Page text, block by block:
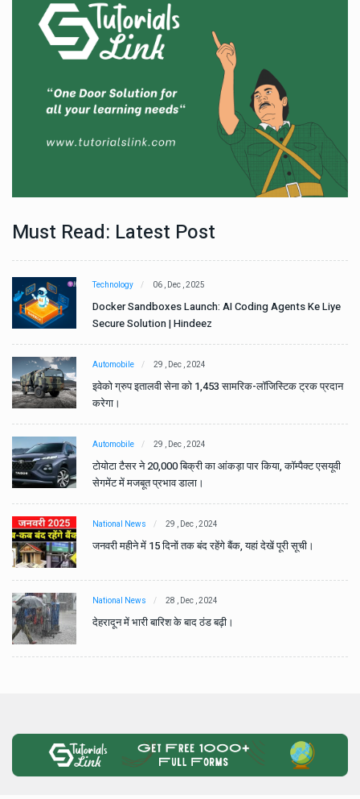
Must Read: Latest Post
Technology 06 , Dec , 2025
Docker Sandboxes Launch: AI Coding Agents Ke Liye
Secure Solution | Hindeez
Automobile 29 , Dec , 2024
इवेको ग्रुप इतालवी सेना को 1,453 सामरिक-लॉजिस्टिक ट्रक प्रदान
करेगा।
Automobile 29 , Dec , 2024
टोयोटा टैसर ने 20,000 बिक्री का आंकड़ा पार किया, कॉम्पैक्ट एसयूवी
सेगमेंट में मजबूत प्रभाव डाला।
National News 29 , Dec , 2024
जनवरी महीने में 15 दिनों तक बंद रहेंगे बैंक, यहां देखें पूरी सूची।
National News 28 , Dec , 2024
देहरादून में भारी बारिश के बाद ठंड बढ़ी।